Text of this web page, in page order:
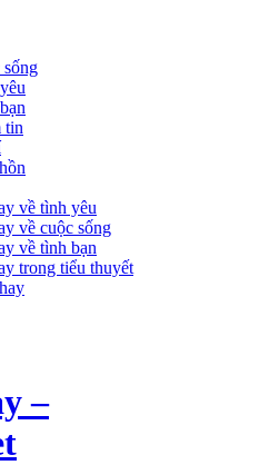
tin
về tình yêu
về cuộc sống
về tình bạn
trong tiểu thuyết
–